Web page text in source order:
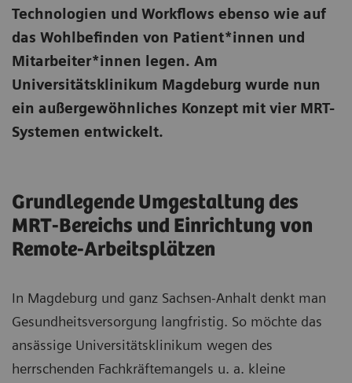
Technologien und Workflows ebenso wie auf
das Wohlbefinden von Patient*innen und
Mitarbeiter*innen legen. Am
Universitätsklinikum Magdeburg wurde nun
ein außergewöhnliches Konzept mit vier MRT-
Systemen entwickelt.
Grundlegende Umgestaltung des
MRT-Bereichs und Einrichtung von
Remote-Arbeitsplätzen
In Magdeburg und ganz Sachsen-Anhalt denkt man
Gesundheitsversorgung langfristig. So möchte das
ansässige Universitätsklinikum wegen des
herrschenden Fachkräftemangels u. a. kleine